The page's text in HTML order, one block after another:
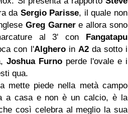
da Sergio Parisse, il quale non
Greg Garnere allora sono
al 3' con Fangatapu
con l'Algheroin A2da sotto i
Joshua Furno perde l'ovale e i
qua.
mette piede nella metà campo
a casa e non è un calcio, è la
così celebra al meglio la sua